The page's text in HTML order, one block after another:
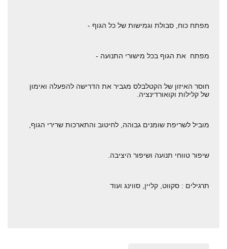
מפתח כוח, סבולת וגמישות של כל הגוף -
מפתח את הגוף בכל מישורי התנועה -
חוסר האיזון של הקטלבלס מגביר את הדרישה להפעלה ואימון
של קלילות וקואורדינציה.
מוביל לשריפת שומנים גבוהה, לחיטוב והתארכות שרירי הגוף,
שיפור טווחי תנועה ושיפור היציבה.
תרגילים : סקווט, קליין, סווינג ועוד